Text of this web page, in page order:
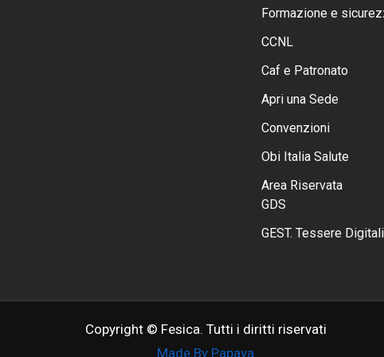
Formazione e
CCNL
Caf e Patronato
Apri una Sede
Convenzioni
Obi Italia Salute
Area Riservata
GDS
GEST. Tessere Digitali
Copyright © Fesica. Tutti i diritti riservati
Made By Papaya